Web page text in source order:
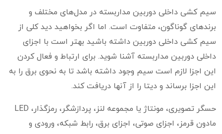
سیم کشی داخلی دوربین مداربسته در مدل‌های مختلف و
برندهای گوناگون، متفاوت است. اما اگر بخواهید دید کلی از
سیم کشی داخلی دوربین داشته باشید بهتر است با اجزای
داخلی دوربین مداربسته آشنا شوید. برای ارتباط و فعال کردن
این اجزا لازم است سیم وجود داشته باشد تا به نحوی برق را به
این اجزا برساند و دیتا را از آنها دریافت کند.
حسگر تصویری، مونتاژ یا مجموعه لنز، پردازشگر، رمزگذار، LED
مادون قرمز، اجزای صوتی، اجزای برق، رابط شبکه، ورودی و